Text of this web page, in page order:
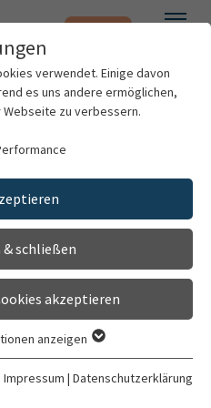
Notfall
(1) Personen (1)
Suchbegriff
verwendet. Einige davon
es uns andere ermöglichen,
zu verbessern.
& schließen
akzeptieren
grundlegende Funktionen der
dass die
anzeigen
Impressum | Datenschutzerklärung